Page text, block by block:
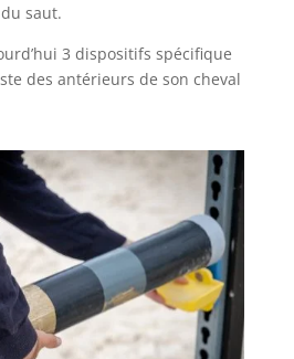
saut.
3 dispositifs spécifique
des antérieurs de son cheval